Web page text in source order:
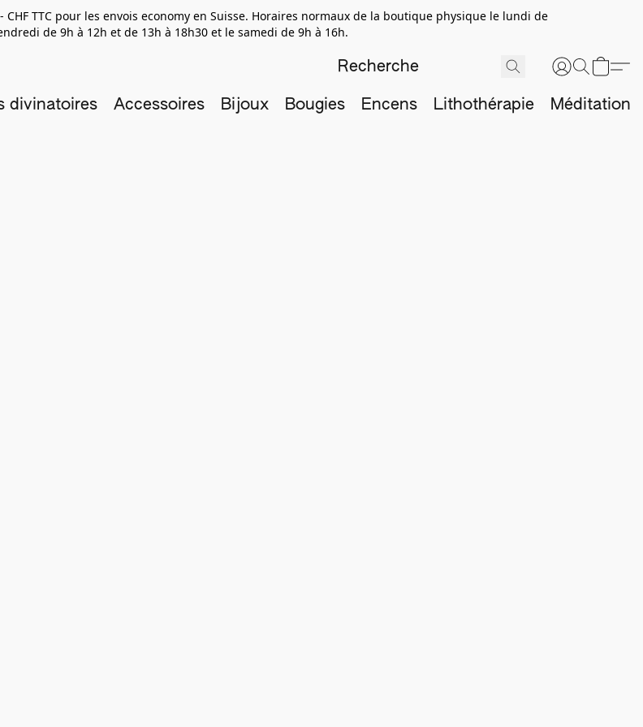
TTC pour les envois economy en Suisse. Horaires normaux de la boutique physique le lundi de
de 9h à 12h et de 13h à 18h30 et le samedi de 9h à 16h.
divinatoires Accessoires Bijoux Bougies Encens Lithothérapie Méditation